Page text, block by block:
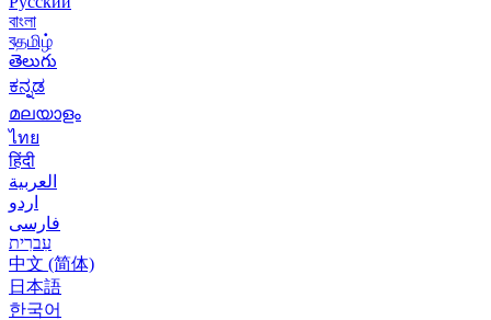
বাংলা
বதமிழ்
తెలుగు
ಕನ್ನಡ
മലയാളം
ไทย
हिंदी
العربية
اردو
فارسی
עִברִית
中文 (简体)
日本語
한국어